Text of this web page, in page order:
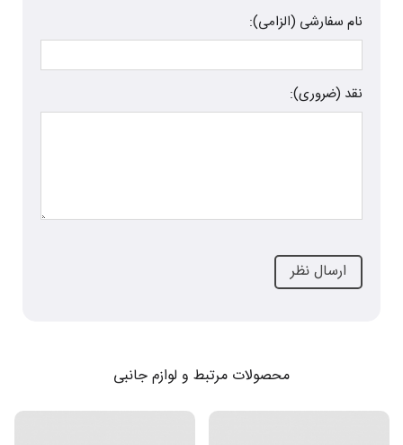
نام سفارشی (الزامی):
نقد (ضروری):
محصولات مرتبط و لوازم جانبی